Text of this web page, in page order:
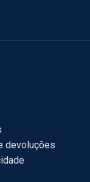
devoluções